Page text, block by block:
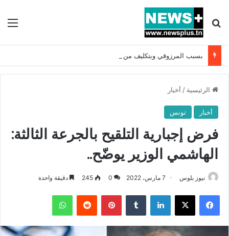
بحث عن
الرئيسية / أخبار
أخبار تونس
فرض إجبارية التلقيح بالجرعة الثالثة:
الهاشمي الوزير يوضّح..
نيوز بلوس 7 مارس، 2022 0
245 دقيقة واحدة
فيسبوك X لينكدإن بينتيريست واتساب